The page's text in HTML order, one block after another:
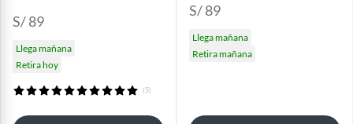
S/ 89
Llega mañana
Retira hoy
(5)
S/ 89
Llega mañana
Retira mañana